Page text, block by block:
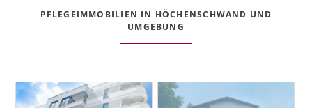
PFLEGEIMMOBILIEN IN HÖCHENSCHWAND UND
UMGEBUNG